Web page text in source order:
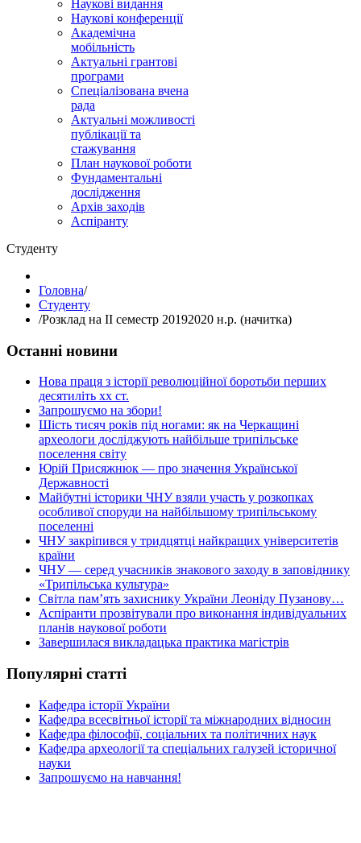
Наукові видання
Наукові конференції
Академічна
мобільність
Актуальні грантові
програми
Спеціалізована вчена
рада
Актуальні можливості
публікації та
стажування
План наукової роботи
Фундаментальні
дослідження
Архів заходів
Аспіранту
Студенту
Головна/
Студенту
/Розклад на ІІ семестр 20192020 н.р. (начитка)
Останні новини
Нова праця з історії революційної боротьби перших
десятиліть хх ст.
Запрошуємо на збори!
Шість тисяч років під ногами: як на Черкащині
археологи досліджують найбільше трипільське
поселення світу
Юрій Присяжнюк — про значення Української
Державності
Майбутні історики ЧНУ взяли участь у розкопках
особливої споруди на найбільшому трипільському
поселенні
ЧНУ закріпився у тридцятці найкращих університетів
країни
ЧНУ — серед учасників знакового заходу в заповіднику
«Трипільська культура»
Світла пам’ять захиснику України Леоніду Пузанову…
Аспіранти прозвітували про виконання індивідуальних
планів наукової роботи
Завершилася викладацька практика магістрів
Популярні статті
Кафедра історії України
Кафедра всесвітньої історії та міжнародних відносин
Кафедра філософії, соціальних та політичних наук
Кафедра археології та спеціальних галузей історичної
науки
Запрошуємо на навчання!